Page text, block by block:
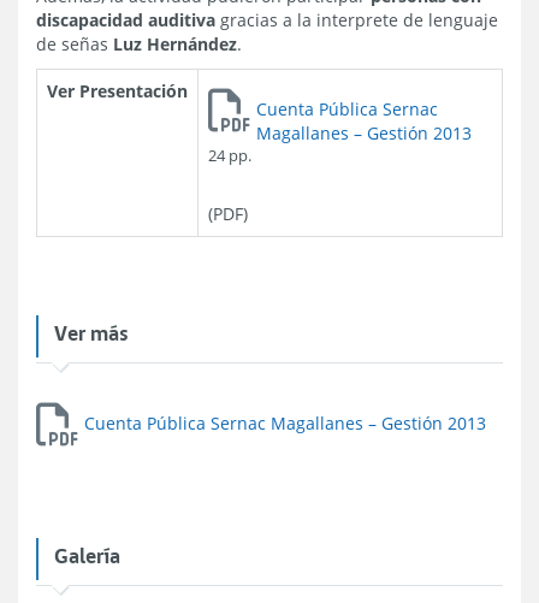
discapacidad auditiva gracias a la interprete de lenguaje
de señas Luz Hernández.
Ver Presentación
Cuenta Pública Sernac
Magallanes – Gestión 2013
24 pp.
(PDF)
Ver más
Cuenta Pública Sernac Magallanes – Gestión 2013
Galería